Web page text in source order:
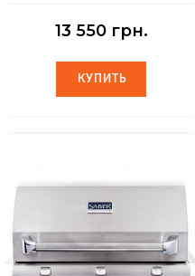
13 550 грн.
КУПИТЬ
КУПИТЬ